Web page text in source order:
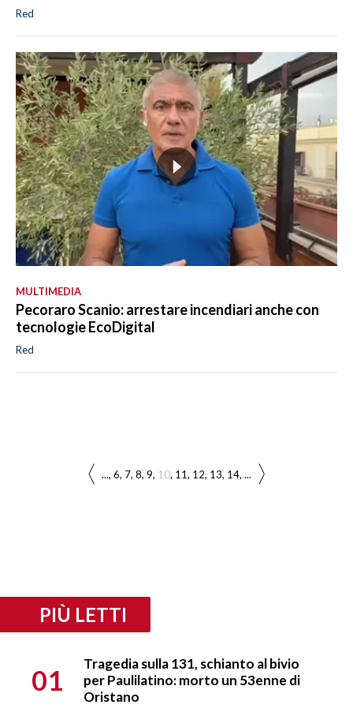
Red
MULTIMEDIA
Pecoraro Scanio: arrestare incendiari anche con
tecnologie EcoDigital
Red
... 6 7 8 9 10 11 12 13 14 ...
PIÙ LETTI
01
Tragedia sulla 131, schianto al bivio
per Paulilatino: morto un 53enne di
Oristano